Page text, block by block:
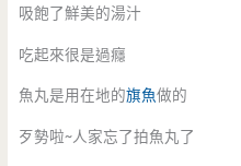
吸飽了鮮美的湯汁
吃起來很是過癮
魚丸是用在地的旗魚做的
歹勢啦~人家忘了拍魚丸了